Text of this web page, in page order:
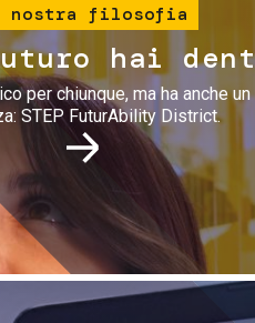
nostra filosofia
hai
per chiunque, ma ha anche
STEP FuturAbility District.
Immagine